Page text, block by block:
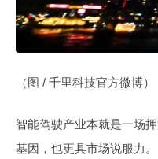
（图 / 千里科技官方微博）
智能驾驶产业本就是一场
基因，也更具市场说服力。